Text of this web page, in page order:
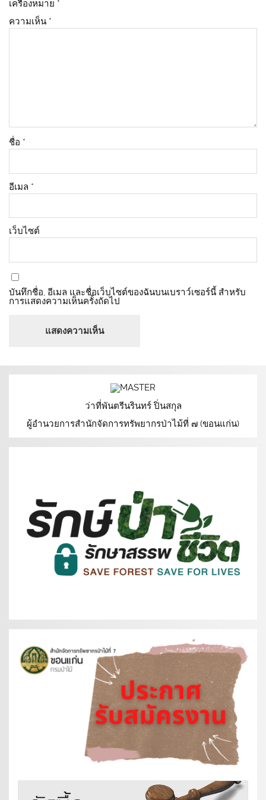
เครื่องหมาย *
ความเห็น *
ชื่อ *
อีเมล *
เว็บไซต์
บันทึกชื่อ, อีเมล และชื่อเว็บไซต์ของฉันบนเบราว์เซอร์นี้ สำหรับ
การแสดงความเห็นครั้งถัดไป
ว่าที่พันตรีนรินทร์ ปิ่นสกุล
ผู้อำนวยการสำนักจัดการทรัพยากรป่าไม้ที่ ๗ (ขอนแก่น)